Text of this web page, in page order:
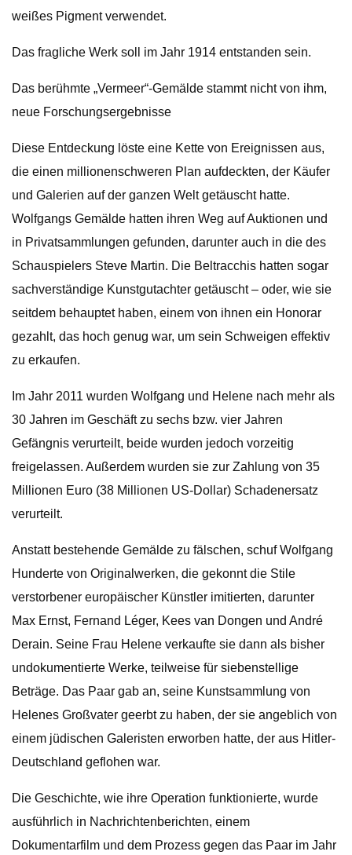
weißes Pigment verwendet.
Das fragliche Werk soll im Jahr 1914 entstanden sein.
Das berühmte „Vermeer“-Gemälde stammt nicht von ihm,
neue Forschungsergebnisse
Diese Entdeckung löste eine Kette von Ereignissen aus,
die einen millionenschweren Plan aufdeckten, der Käufer
und Galerien auf der ganzen Welt getäuscht hatte.
Wolfgangs Gemälde hatten ihren Weg auf Auktionen und
in Privatsammlungen gefunden, darunter auch in die des
Schauspielers Steve Martin. Die Beltracchis hatten sogar
sachverständige Kunstgutachter getäuscht – oder, wie sie
seitdem behauptet haben, einem von ihnen ein Honorar
gezahlt, das hoch genug war, um sein Schweigen effektiv
zu erkaufen.
Im Jahr 2011 wurden Wolfgang und Helene nach mehr als
30 Jahren im Geschäft zu sechs bzw. vier Jahren
Gefängnis verurteilt, beide wurden jedoch vorzeitig
freigelassen. Außerdem wurden sie zur Zahlung von 35
Millionen Euro (38 Millionen US-Dollar) Schadenersatz
verurteilt.
Anstatt bestehende Gemälde zu fälschen, schuf Wolfgang
Hunderte von Originalwerken, die gekonnt die Stile
verstorbener europäischer Künstler imitierten, darunter
Max Ernst, Fernand Léger, Kees van Dongen und André
Derain. Seine Frau Helene verkaufte sie dann als bisher
undokumentierte Werke, teilweise für siebenstellige
Beträge. Das Paar gab an, seine Kunstsammlung von
Helenes Großvater geerbt zu haben, der sie angeblich von
einem jüdischen Galeristen erworben hatte, der aus Hitler-
Deutschland geflohen war.
Die Geschichte, wie ihre Operation funktionierte, wurde
ausführlich in Nachrichtenberichten, einem
Dokumentarfilm und dem Prozess gegen das Paar im Jahr